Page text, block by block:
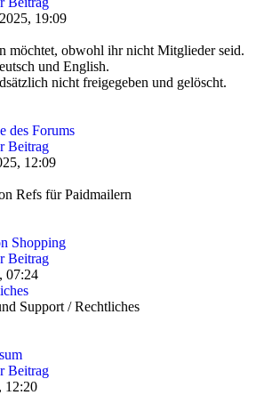
19:09
möchtet, obwohl ihr nicht Mitglieder seid.
und English.
nicht freigegeben und gelöscht.
des Forums
Beitrag
12:09
Refs für Paidmailern
Shopping
Beitrag
07:24
Support / Rechtliches
Beitrag
12:20